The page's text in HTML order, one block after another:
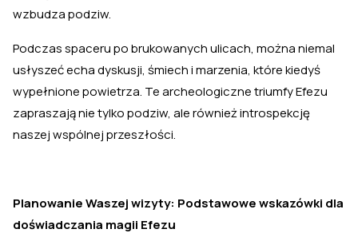
wzbudza podziw.
Podczas spaceru po brukowanych ulicach, można niemal
usłyszeć echa dyskusji, śmiech i marzenia, które kiedyś
wypełnione powietrza. Te archeologiczne triumfy Efezu
zapraszają nie tylko podziw, ale również introspekcję
naszej wspólnej przeszłości.
Planowanie Waszej wizyty: Podstawowe wskazówki dla
doświadczania magii Efezu